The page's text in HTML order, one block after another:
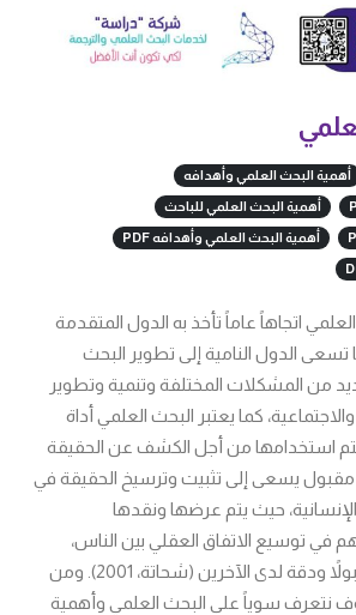
أهمية البحث العلمي وأهدافه
أهمية البحث العلمي للباحث
أهمية البحث العلمي وأهدافه PDF
اتجاهاً عاماً تأخذ به الدول المتقدمة
الدول النامية إلى تطوير البحث
من المشكلات المختلفة وتنمية وتطوير
كما يعتبر البحث العلمي أداة
استخدامها من أجل الكشف عن الحقيقة
مقبول يسعى إلى تثبيت وترسيخ الحقيقة في
حيث يتم عرضها ونقدها
في توسيع الاتفاق العقلي بين الناس،
وجعل أحكامنا أكثر قبولاً ودقة لدى الآخرين (شحاتة، 2001). ومن
نتعرف سوياً على البحث العلمي وأهمية